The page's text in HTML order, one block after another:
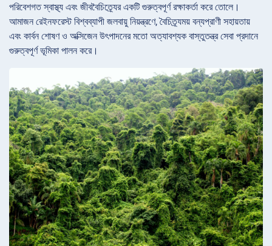
পরিবেশগত স্বাস্থ্য এবং জীববৈচিত্র্যের একটি গুরুত্বপূর্ণ রক্ষাকর্তা করে তোলে।
আমাজন রেইনফরেস্ট বিশ্বব্যাপী জলবায়ু নিয়ন্ত্রণে, বৈচিত্র্যময় বন্যপ্রাণী সহায়তায়
এবং কার্বন শোষণ ও অক্সিজেন উৎপাদনের মতো অত্যাবশ্যক বাস্তুতন্ত্র সেবা প্রদানে
গুরুত্বপূর্ণ ভূমিকা পালন করে।